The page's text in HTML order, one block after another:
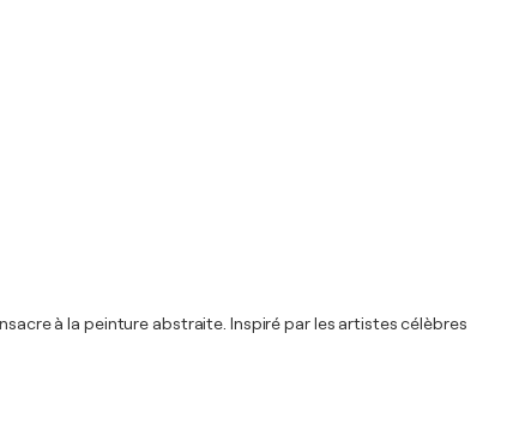
à la peinture abstraite. Inspiré par les artistes célèbres